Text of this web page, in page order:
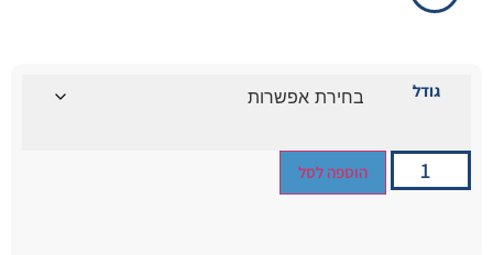
גודל
הוספה לסל